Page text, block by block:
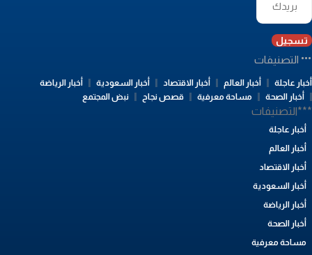
تسجيل
التصنيفات
عاجلة أخبار العالم أخبار الاقتصاد أخبار السعودية
أخبار الرياضة
أخبار الصحة
مساحة معرفية قصص نجاح نبض المجتمع
أخبار عاجلة
أخبار العالم
أخبار الاقتصاد
أخبار السعودية
أخبار الرياضة
أخبار الصحة
مساحة معرفية